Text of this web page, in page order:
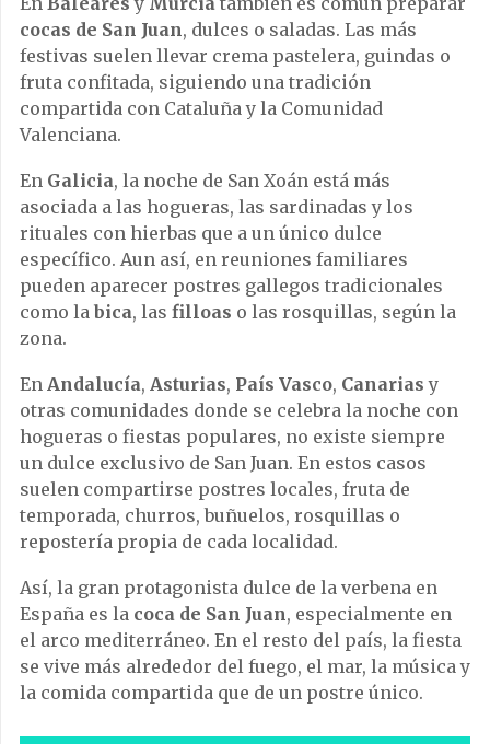
cocas de San Juan, dulces o saladas. Las más
festivas suelen llevar crema pastelera, guindas o
fruta confitada, siguiendo una tradición
compartida con Cataluña y la Comunidad
Valenciana.
En Galicia, la noche de San Xoán está más
asociada a las hogueras, las sardinadas y los
rituales con hierbas que a un único dulce
específico. Aun así, en reuniones familiares
pueden aparecer postres gallegos tradicionales
como la bica, las filloas o las rosquillas, según la
zona.
En Andalucía, Asturias, País Vasco, Canarias y
otras comunidades donde se celebra la noche con
hogueras o fiestas populares, no existe siempre
un dulce exclusivo de San Juan. En estos casos
suelen compartirse postres locales, fruta de
temporada, churros, buñuelos, rosquillas o
repostería propia de cada localidad.
Así, la gran protagonista dulce de la verbena en
España es la coca de San Juan, especialmente en
el arco mediterráneo. En el resto del país, la fiesta
se vive más alrededor del fuego, el mar, la música y
la comida compartida que de un postre único.